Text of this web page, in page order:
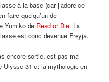
à la base (car j’adore ce
faire quelqu’un de
Yumiko de Read or Die. La
est donc devenue Freyja.
encore sortie, est pas mal
Ulysse 31 et la mythologie en